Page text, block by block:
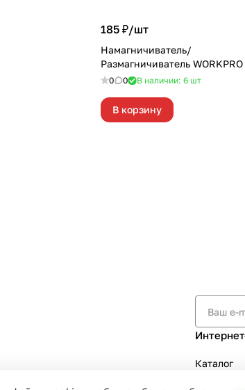
185 ₽/шт
Намагничиватель/
Размагничиватель WORKPRO
0 0 В наличии: 6 шт
В корзину
Каталог